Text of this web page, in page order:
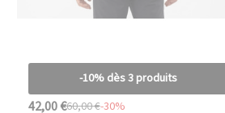
-10% dès 3 produits
42,00 €60,00 €-30%